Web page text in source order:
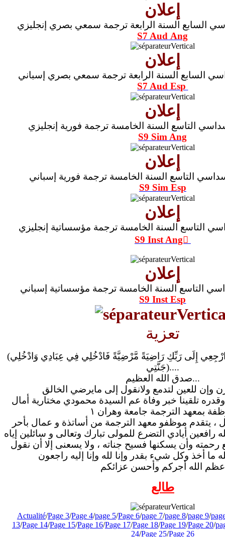
إعلان
السابع السنة الرابعة ترجمة سمعي بصري إنجليزي
S7 Aud Ang
إعلان
السابع السنة الرابعة ترجمة سمعي بصري إسباني
S7 Aud Esp
إعلان
التاسع السنة الخامسة ترجمة فورية إنجليزي
S9 Sim Ang
إعلان
التاسع السنة الخامسة ترجمة فورية إسباني
S9 Sim Esp
إعلان
التاسع السنة الخامسة ترجمة مؤسساتية إنجليزي
S9 Inst Ang َ
إعلان
التاسع السنة الخامسة ترجمة مؤسساتية إسباني
S9 Inst Esp
تعزية
(يا أَيَّتُهَا النَّفْسُ الْمُطْمَئِنَّةُ ارْجِعِي إِلَى رَبِّكِ رَاضِيَةً مَّرْضِيَّةً فَادْخُلِي فِي عِبَادِي وَادْخُلِي
جَنَّتِي)....
صدق الله العظيم...
تلقينا خبر وفاة عم السيدة محمودي مختارية أمال
بمعهد الترجمة جامعة وهران ١
، يتقدم موظفو معهد الترجمة من أساتذة و عمال بأحر
رافعين أيادي التضرع للمولى تبارك وتعالى و سائلين إياه
رحمته وأن يسكنها فسيح جناته ، ولا يسعنى إلا أن نقول
عظم الله أجركم وأحسن عزائكم
طالع
Actualité/Page 3/Page 4/page 5/Page 6/page 7/page 8/page 9/
13/Page 14/Page 15/Page 16/Page 17/Page 18/Page 19/Page 20/
24/Page 25/Page 26